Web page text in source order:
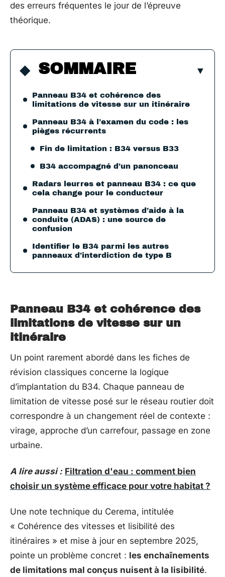
des erreurs fréquentes le jour de l’épreuve
théorique.
SOMMAIRE
Panneau B34 et cohérence des
limitations de vitesse sur un itinéraire
Panneau B34 à l’examen du code : les
pièges récurrents
Fin de limitation : B34 versus B33
B34 accompagné d’un panonceau
Radars leurres et panneau B34 : ce que
cela change pour le conducteur
Panneau B34 et systèmes d’aide à la
conduite (ADAS) : une source de
confusion
Identifier le B34 parmi les autres
panneaux d’interdiction de type B
Panneau B34 et cohérence des
limitations de vitesse sur un
itinéraire
Un point rarement abordé dans les fiches de
révision classiques concerne la logique
d’implantation du B34. Chaque panneau de
limitation de vitesse posé sur le réseau routier doit
correspondre à un changement réel de contexte :
virage, approche d’un carrefour, passage en zone
urbaine.
A lire aussi : Filtration d'eau : comment bien
choisir un système efficace pour votre habitat ?
Une note technique du Cerema, intitulée
« Cohérence des vitesses et lisibilité des
itinéraires » et mise à jour en septembre 2025,
pointe un problème concret : les enchaînements
de limitations mal conçus nuisent à la lisibilité.